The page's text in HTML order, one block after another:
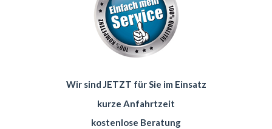
Wir sind JETZT für Sie im Einsatz
kurze Anfahrtzeit
kostenlose Beratung